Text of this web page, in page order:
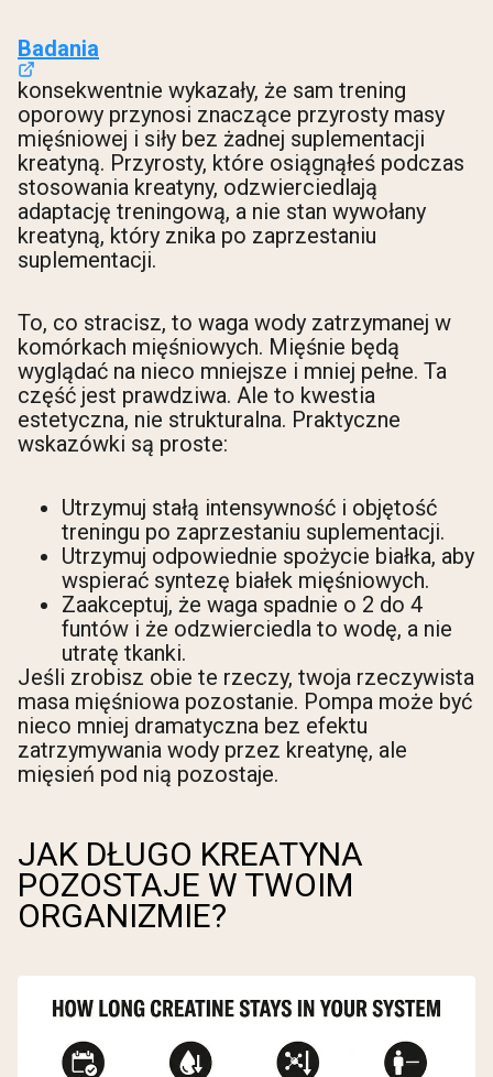
Badania
konsekwentnie wykazały, że sam trening
oporowy przynosi znaczące przyrosty masy
mięśniowej i siły bez żadnej suplementacji
kreatyną. Przyrosty, które osiągnąłeś podczas
stosowania kreatyny, odzwierciedlają
adaptację treningową, a nie stan wywołany
kreatyną, który znika po zaprzestaniu
suplementacji.
To, co stracisz, to waga wody zatrzymanej w
komórkach mięśniowych. Mięśnie będą
wyglądać na nieco mniejsze i mniej pełne. Ta
część jest prawdziwa. Ale to kwestia
estetyczna, nie strukturalna. Praktyczne
wskazówki są proste:
Utrzymuj stałą intensywność i objętość
treningu po zaprzestaniu suplementacji.
Utrzymuj odpowiednie spożycie białka, aby
wspierać syntezę białek mięśniowych.
Zaakceptuj, że waga spadnie o 2 do 4
funtów i że odzwierciedla to wodę, a nie
utratę tkanki.
Jeśli zrobisz obie te rzeczy, twoja rzeczywista
masa mięśniowa pozostanie. Pompa może być
nieco mniej dramatyczna bez efektu
zatrzymywania wody przez kreatynę, ale
mięsień pod nią pozostaje.
JAK DŁUGO KREATYNA
POZOSTAJE W TWOIM
ORGANIZMIE?